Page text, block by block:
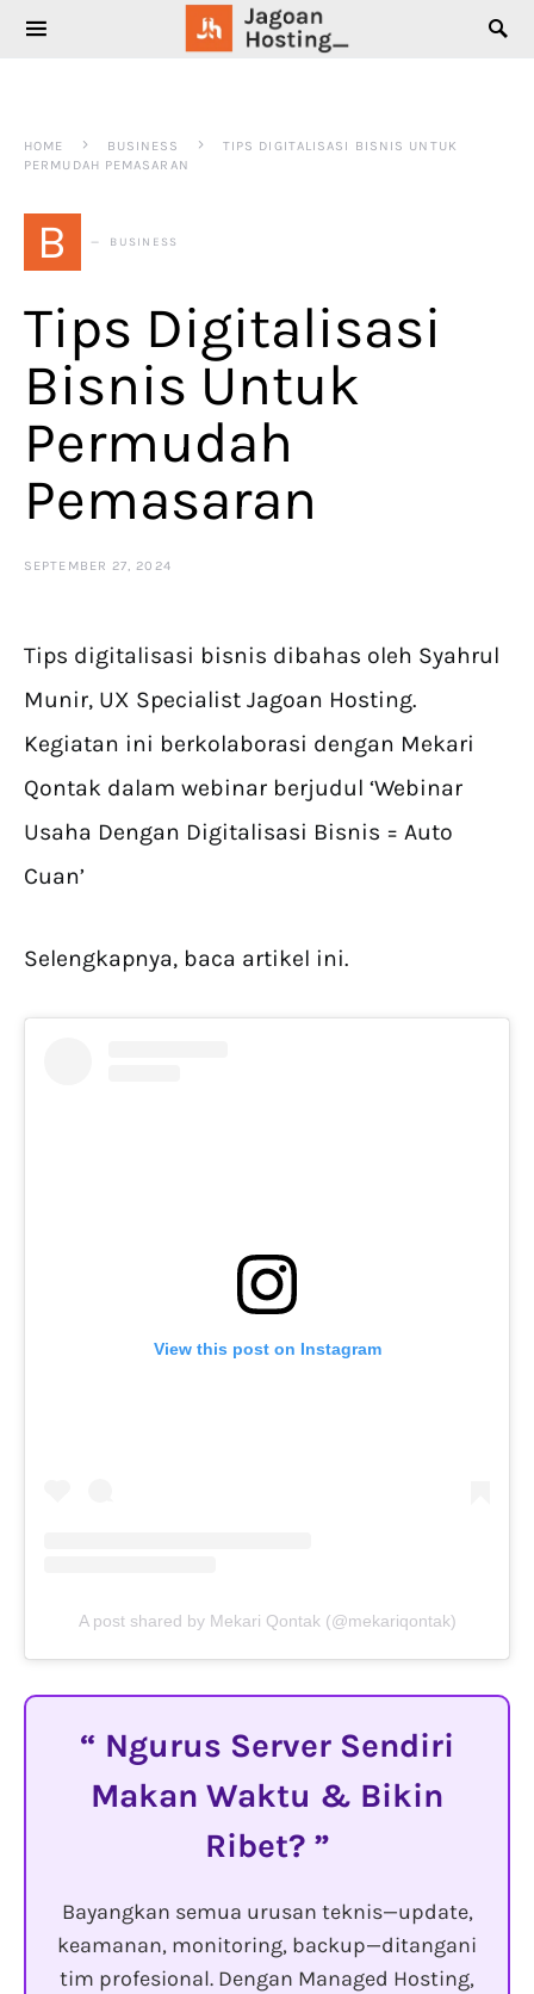
SEARCH FOR:
HOME BUSINESS
TIPS DIGITALISASI BISNIS UNTUK
PERMUDAH PEMASARAN
B BUSINESS
Tips Digitalisasi
Bisnis Untuk
Permudah
Pemasaran
SEPTEMBER 27, 2024
Tips digitalisasi bisnis dibahas oleh Syahrul
Munir, UX Specialist Jagoan Hosting.
Kegiatan ini berkolaborasi dengan Mekari
Qontak dalam webinar berjudul ‘Webinar
Usaha Dengan Digitalisasi Bisnis = Auto
Cuan’
Selengkapnya, baca artikel ini.
View this post on Instagram
A post shared by Mekari Qontak (@mekariqontak)
Ngurus Server Sendiri
Makan Waktu & Bikin
Ribet?
Bayangkan semua urusan teknis—update,
keamanan, monitoring, backup—ditangani
tim profesional. Dengan Managed Hosting,